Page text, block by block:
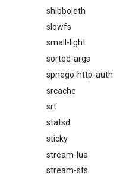
shibboleth
slowfs
small-light
sorted-args
spnego-http-auth
srcache
srt
statsd
sticky
stream-lua
stream-sts